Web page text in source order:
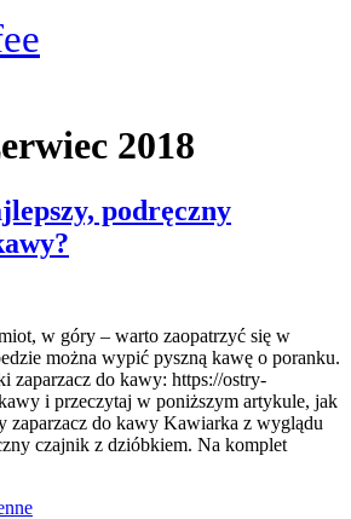
2018
podręczny
podręczny
zaparzacz
do
kawy?
w góry – warto zaopatrzyć się w
można wypić pyszną kawę o poranku.
zaparzacz do kawy: https://ostry-
i przeczytaj w poniższym artykule, jak
zaparzacz do kawy Kawiarka z wyglądu
czajnik z dzióbkiem. Na komplet